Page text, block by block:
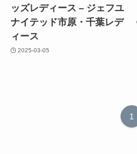
ッズレディース – ジェフユ
ナイテッド市原・千葉レデ
ィース
2025-03-05
1